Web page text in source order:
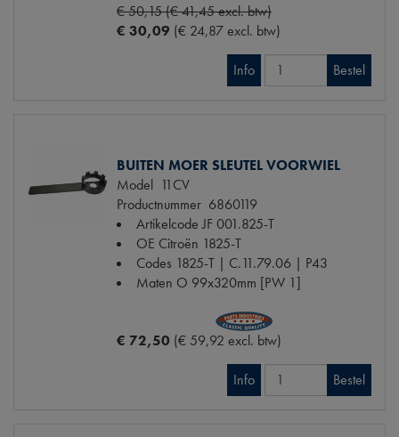
€ 50,15 (€ 41,45 excl. btw)
€ 30,09 (€ 24,87 excl. btw)
Info Bestel
BUITEN MOER SLEUTEL VOORWIEL
Model 11CV
Productnummer 6860119
Artikelcode JF001.825-T
OE Citroën 1825-T
Codes 1825-T | C.11.79.06 | P43
Maten O 99x320mm [PW 1]
€ 72,50 (€ 59,92 excl. btw)
Info Bestel